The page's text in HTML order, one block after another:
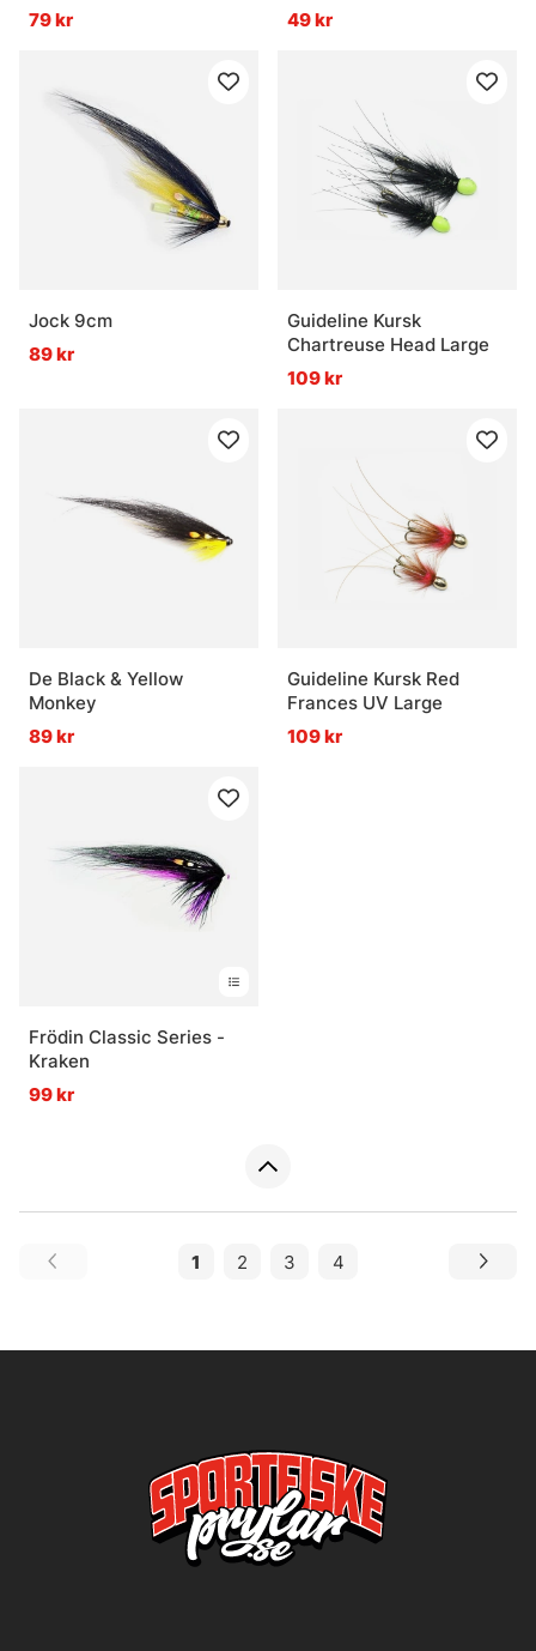
79 kr
49 kr
Jock 9cm
89 kr
Guideline Kursk
Chartreuse Head Large
109 kr
De Black & Yellow
Monkey
89 kr
Guideline Kursk Red
Frances UV Large
109 kr
Frödin Classic Series -
Kraken
99 kr
1 2 3 4